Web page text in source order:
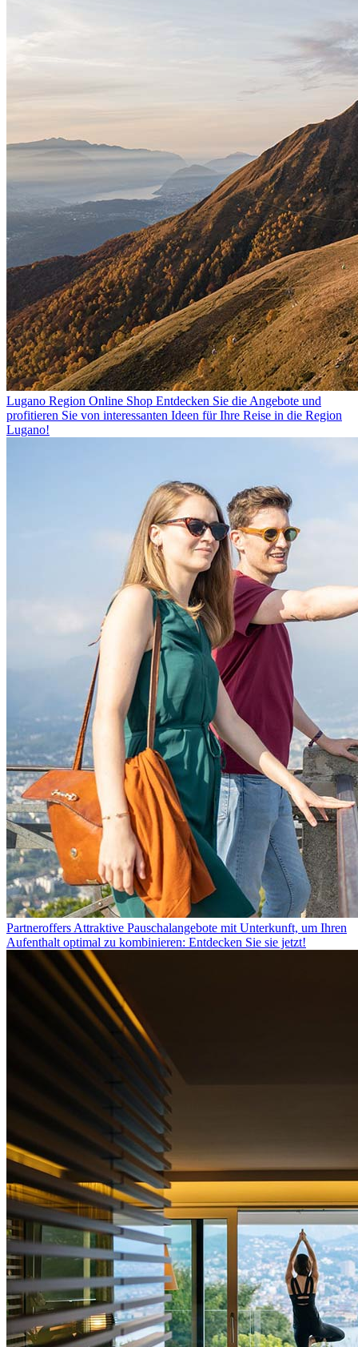
Lugano Region Online Shop Entdecken Sie die Angebote und
profitieren Sie von interessanten Ideen für Ihre Reise in die Region
Lugano!
Partneroffers Attraktive Pauschalangebote mit Unterkunft, um Ihren
Aufenthalt optimal zu kombinieren: Entdecken Sie sie jetzt!